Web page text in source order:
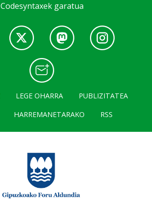
Codesyntaxek garatua
LEGE OHARRA
PUBLIZITATEA
HARREMANETARAKO RSS